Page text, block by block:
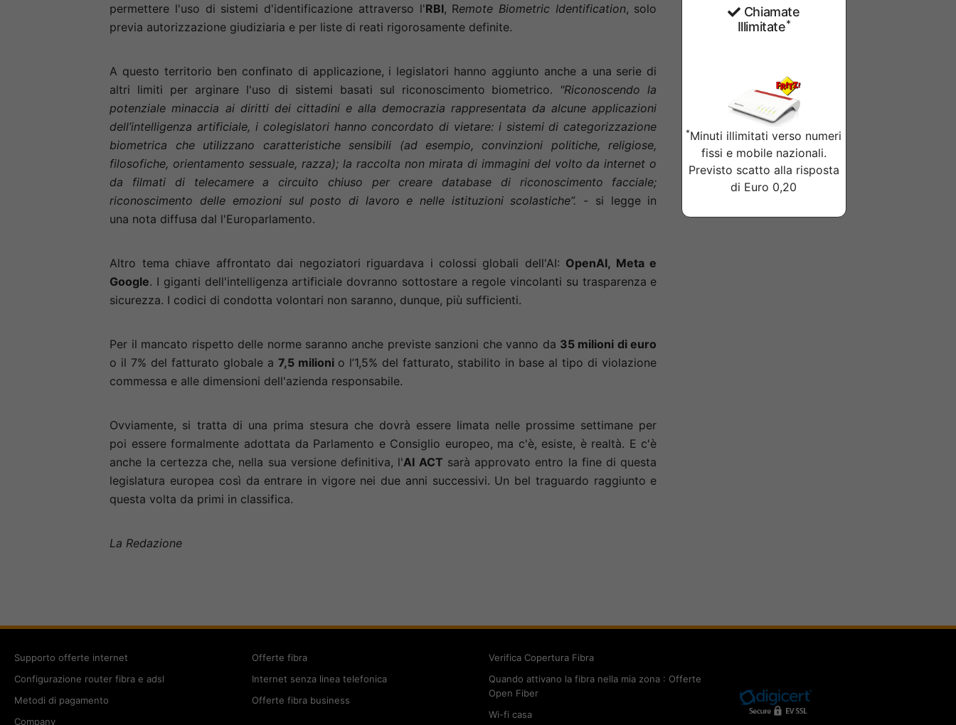
permettere l'uso di sistemi d'identificazione attraverso l'RBI, Remote Biometric Identification, solo
previa autorizzazione giudiziaria e per liste di reati rigorosamente definite.
A questo territorio ben confinato di applicazione, i legislatori hanno aggiunto anche a una serie di
altri limiti per arginare l'uso di sistemi basati sul riconoscimento biometrico. "Riconoscendo la
potenziale minaccia ai diritti dei cittadini e alla democrazia rappresentata da alcune applicazioni
dell’intelligenza artificiale, i colegislatori hanno concordato di vietare: i sistemi di categorizzazione
biometrica che utilizzano caratteristiche sensibili (ad esempio, convinzioni politiche, religiose,
filosofiche, orientamento sessuale, razza); la raccolta non mirata di immagini del volto da internet o
da filmati di telecamere a circuito chiuso per creare database di riconoscimento facciale;
riconoscimento delle emozioni sul posto di lavoro e nelle istituzioni scolastiche”. - si legge in
una nota diffusa dal l'Europarlamento.
Altro tema chiave affrontato dai negoziatori riguardava i colossi globali dell'AI: OpenAI, Meta e
Google. I giganti dell'intelligenza artificiale dovranno sottostare a regole vincolanti su trasparenza e
sicurezza. I codici di condotta volontari non saranno, dunque, più sufficienti.
Per il mancato rispetto delle norme saranno anche previste sanzioni che vanno da 35 milioni di euro
o il 7% del fatturato globale a7,5 milioni o l’1,5% del fatturato, stabilito in base al tipo di violazione
commessa e alle dimensioni dell'azienda responsabile.
Ovviamente, si tratta di una prima stesura che dovrà essere limata nelle prossime settimane per
poi essere formalmente adottata da Parlamento e Consiglio europeo, ma c'è, esiste, è realtà. E c'è
anche la certezza che, nella sua versione definitiva, l'AI ACT sarà approvato entro la fine di questa
legislatura europea così da entrare in vigore nei due anni successivi. Un bel traguardo raggiunto e
questa volta da primi in classifica.
La Redazione
Chiamate
Illimitate*
*Minuti illimitati verso numeri
fissi e mobile nazionali.
Previsto scatto alla risposta
di Euro 0,20
Supporto offerte internet
Configurazione router fibra e adsl
Metodi di pagamento
Company
Offerte fibra
Internet senza linea telefonica
Offerte fibra business
Verifica Copertura Fibra
Quando attivano la fibra nella mia zona : Offerte
Open Fiber
Wi-fi casa